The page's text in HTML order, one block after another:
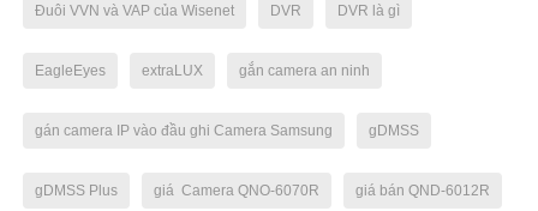
Đuôi VVN và VAP của Wisenet DVR DVR là gì
EagleEyes extraLUX gắn camera an ninh
gán camera IP vào đầu ghi Camera Samsung gDMSS
gDMSS Plus giá Camera QNO-6070R giá bán QND-6012R